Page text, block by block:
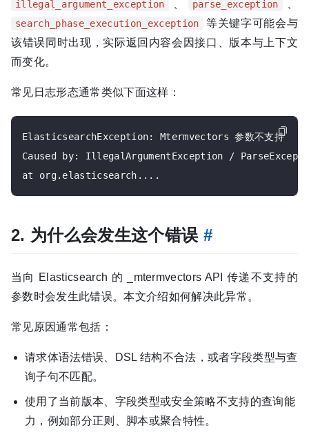
illegal_argument_exception 、 parse_exception 、
search_phase_execution_exception
等关键字可能会与
该错误同时出现，实际返回内容会因接口、版本与上下文
而变化。
常见日志形态通常类似下面这样：
ElasticsearchException: Mtermvectors 参数不支持
Caused by: IllegalArgumentException /
2. 为什么会发生这个错误 #
当向 Elasticsearch 的 _mtermvectors API 传递不支持的
参数时会发生此错误。本文介绍如何解决此异常。
常见原因通常包括：
请求体语法错误、DSL 结构不合法，或者字段类型与查
询子句不匹配。
使用了当前版本、字段类型或安全策略不支持的查询能
力，例如部分正则、脚本或聚合特性。